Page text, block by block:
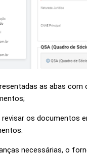
as abas com
os documentos
necessárias, o